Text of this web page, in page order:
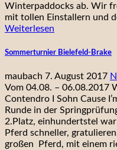
Winterpaddocks ab. Wir
mit tollen Einstallern und
Weiterlesen
Sommerturnier Bielefeld-Brake
maubach 7. August 2017
Vom 04.08. – 06.08.2017
Contendro I Sohn Cause
Runde in der
2.Platz, einhundertstel
Pferd schneller,
großen Pferd, mit einem